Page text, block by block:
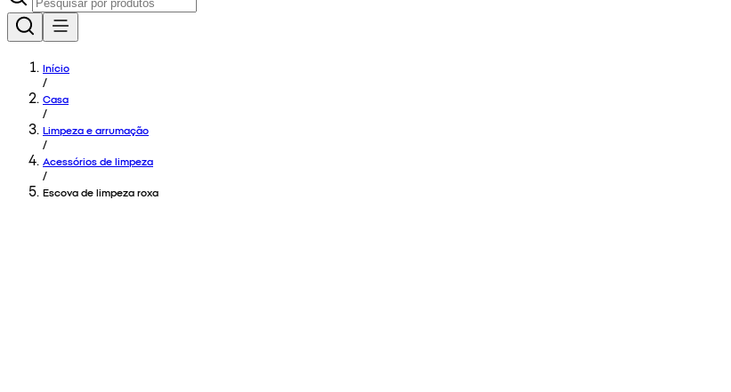
Início
/
Casa
/
Limpeza e arrumação
/
Acessórios de limpeza
/
Escova de limpeza roxa